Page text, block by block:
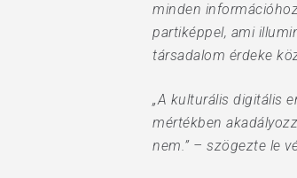
minden
partiképpel, ami
társadalom érdeke
„A kulturális digitális
mértékben
nem.” – szögezte le